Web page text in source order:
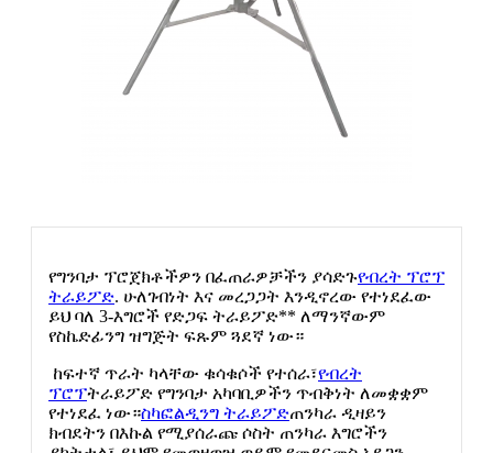
የግንባታ ፕሮጀክቶችዎን በፈጠራዎቻችን ያሳድጉየብረት ፕሮፕ
ትራይፖድ. ሁለገብነት እና መረጋጋት እንዲኖረው የተነደፈው
ይህ ባለ 3-እግሮች የድጋፍ ትራይፖድ** ለማንኛውም
የስኬድፊንግ ዝግጅት ፍጹም ጓደኛ ነው።
ከፍተኛ ጥራት ካላቸው ቁሳቁሶች የተሰራ፣የብረት
ፕሮፕትራይፖድ የግንባታ አካባቢዎችን ጥብቅነት ለመቋቋም
የተነደፈ ነው።ስካፎልዲንግ ትራይፖድጠንካራ ዲዛይን
ክብደትን በእኩል የሚያሰራጩ ሶስት ጠንካራ እግሮችን